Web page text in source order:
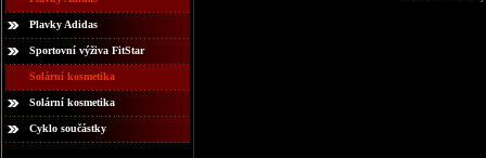
Plavky Adidas
Sportovní výživa FitStar
Solární kosmetika
Solární kosmetika
Cyklo součástky